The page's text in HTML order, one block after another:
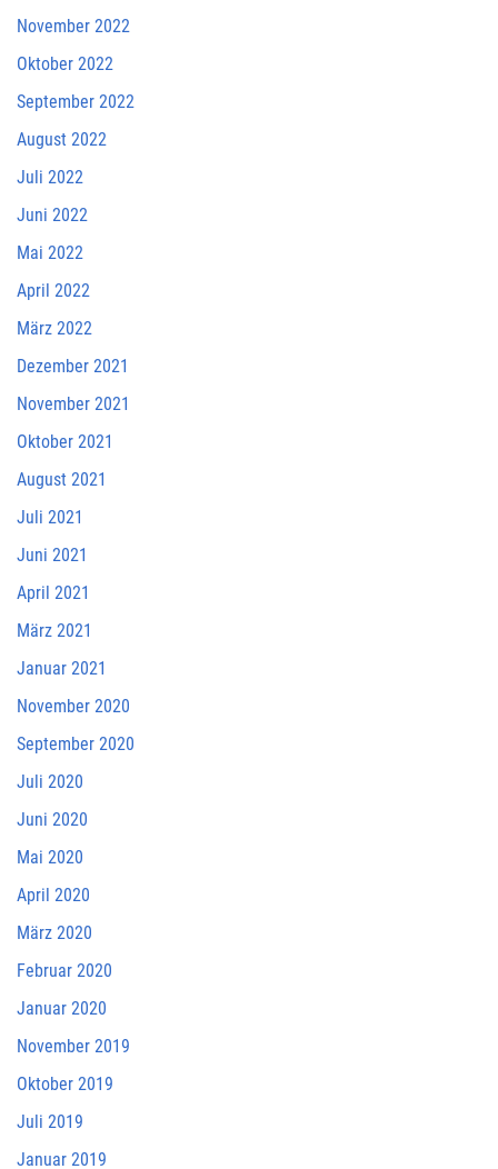
November 2022
Oktober 2022
September 2022
August 2022
Juli 2022
Juni 2022
Mai 2022
April 2022
März 2022
Dezember 2021
November 2021
Oktober 2021
August 2021
Juli 2021
Juni 2021
April 2021
März 2021
Januar 2021
November 2020
September 2020
Juli 2020
Juni 2020
Mai 2020
April 2020
März 2020
Februar 2020
Januar 2020
November 2019
Oktober 2019
Juli 2019
Januar 2019